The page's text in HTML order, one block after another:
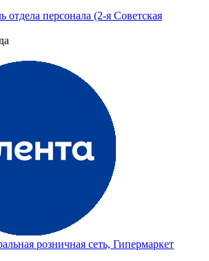
отдела персонала (2-я Советская
розничная сеть, Гипермаркет